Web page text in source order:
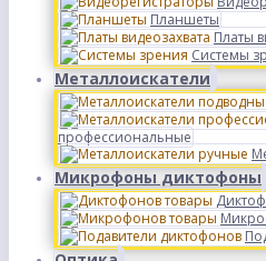
Планшеты
Платы
Системы
Металлоискатели
профессиональные
Микрофоны диктофоны